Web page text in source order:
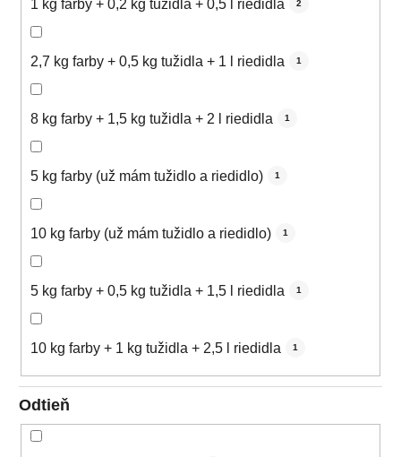
1 kg farby + 0,2 kg tužidla + 0,5 l riedidla 2
2,7 kg farby + 0,5 kg tužidla + 1 l riedidla 1
8 kg farby + 1,5 kg tužidla + 2 l riedidla 1
5 kg farby (už mám tužidlo a riedidlo) 1
10 kg farby (už mám tužidlo a riedidlo) 1
5 kg farby + 0,5 kg tužidla + 1,5 l riedidla 1
10 kg farby + 1 kg tužidla + 2,5 l riedidla 1
Odtieň